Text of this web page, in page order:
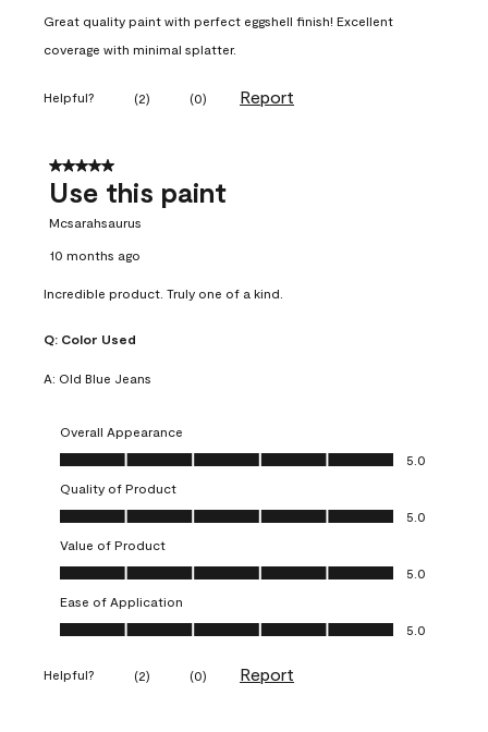
Great quality paint with perfect eggshell finish! Excellent
coverage with minimal splatter.
Helpful? (2) (0) Report
5 out of 5 stars.
Use this paint
Mcsarahsaurus
10 months ago
Incredible product. Truly one of a kind.
Q: Color Used
A: Old Blue Jeans
Overall Appearance
Overall Appearance, 5.0 out of 5
5.0
Quality of Product
Quality of Product, 5.0 out of 5
5.0
Value of Product
Value of Product, 5.0 out of 5
5.0
Ease of Application
Ease of Application, 5.0 out of 5
5.0
Helpful? (2) (0) Report